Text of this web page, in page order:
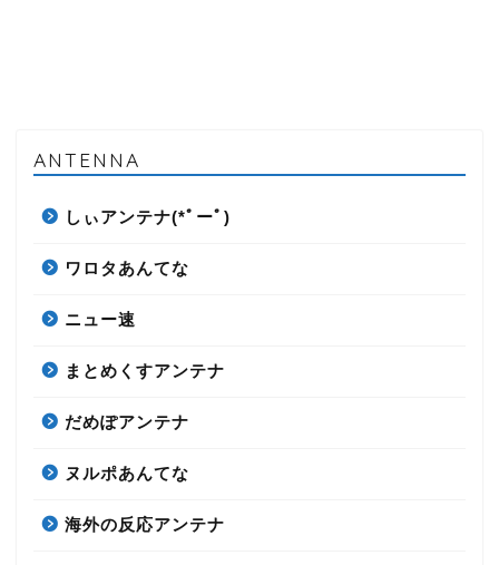
ANTENNA
しぃアンテナ(*ﾟーﾟ)
ワロタあんてな
ニュー速
まとめくすアンテナ
だめぽアンテナ
ヌルポあんてな
海外の反応アンテナ